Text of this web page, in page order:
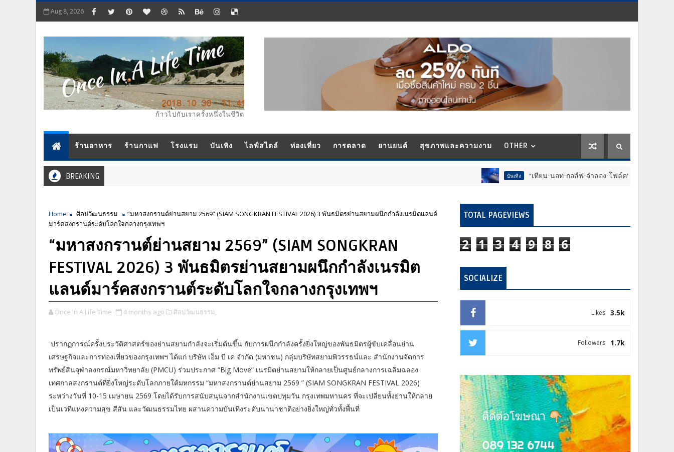
Aug 8, 2026
ก้าวไปกับเราครั้งหนึ่งในชีวิต
ร้านอาหาร ร้านกาแฟ โรงแรม บันเทิง ไลฟ์สไตล์ ท่องเที่ยว การตลาด ยานยนต์ สุขภาพและความงาม OTHER
BREAKING “เทียน-นอท-กอล์ฟ-จำลอง-โฟล์ค” ร้องจ๊าก!! อุปกรณ์ม่วนจอยงา
Home ศิลปวัฒนธรรม
“มหาสงกรานต์ย่านสยาม 2569” (SIAM SONGKRAN FESTIVAL 2026) 3 พันธมิตรย่านสยามผนึกกำลังเนรมิตแลนด์
มาร์คสงกรานต์ระดับโลกใจกลางกรุงเทพฯ
“มหาสงกรานต์ย่านสยาม 2569” (SIAM SONGKRAN
FESTIVAL 2026) 3 พันธมิตรย่านสยามผนึกกำลังเนรมิต
แลนด์มาร์คสงกรานต์ระดับโลกใจกลางกรุงเทพฯ
Once In A Life Time 4 months ago ศิลปวัฒนธรรม,
ปรากฏการณ์ครั้งประวัติศาสตร์ของย่านสยามกำลังจะเริ่มต้นขึ้น กับการผนึกกำลังครั้งยิ่งใหญ่ของพันธมิตรผู้ขับเคลื่อนย่าน
เศรษฐกิจและการท่องเที่ยวของกรุงเทพฯ ได้แก่ บริษัท เอ็ม บี เค จำกัด (มหาชน) กลุ่มบริษัทสยามพิวรรธน์และ สำนักงานจัดการ
ทรัพย์สินจุฬาลงกรณ์มหาวิทยาลัย (PMCU) ร่วมประกาศ “Big Move” เนรมิตย่านสยามให้กลายเป็นศูนย์กลางการเฉลิมฉลอง
เทศกาลสงกรานต์ที่ยิ่งใหญ่ระดับโลกภายใต้มหกรรม “มหาสงกรานต์ย่านสยาม 2569 ” (SIAM SONGKRAN FESTIVAL 2026)
ระหว่างวันที่ 10-15 เมษายน 2569 โดยได้รับการสนับสนุนจากสำนักงานเขตปทุมวัน กรุงเทพมหานคร ที่จะเปลี่ยนทั้งย่านให้กลาย
เป็นเวทีแห่งความสุข สีสัน และวัฒนธรรมไทย ผสานความบันเทิงระดับนานาชาติอย่างยิ่งใหญ่ทั่วทั้งพื้นที่
TOTAL PAGEVIEWS
2 1 3 4 9 8 6
SOCIALIZE
3.5k
Likes
1.7k
Followers